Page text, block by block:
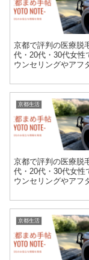
京都で評判の医療脱毛ク
代・20代・30代女性
ウンセリングやアフ
京都生活
京都で評判の医療脱毛ク
代・20代・30代女性
ウンセリングやアフ
京都生活